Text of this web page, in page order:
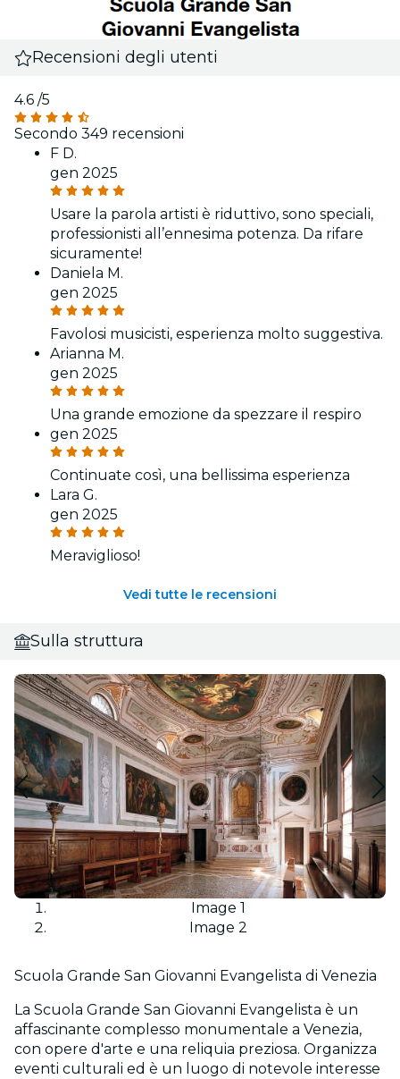
Recensioni degli utenti
4.6 /5
Secondo 349 recensioni
F D.
gen 2025
Usare la parola artisti è riduttivo, sono speciali,
professionisti all’ennesima potenza. Da rifare
sicuramente!
Daniela M.
gen 2025
Favolosi musicisti, esperienza molto suggestiva.
Arianna M.
gen 2025
Una grande emozione da spezzare il respiro
gen 2025
Continuate così, una bellissima esperienza
Lara G.
gen 2025
Meraviglioso!
Vedi tutte le recensioni
Sulla struttura
Image 1
Image 2
Scuola Grande San Giovanni Evangelista di Venezia
La Scuola Grande San Giovanni Evangelista è un
affascinante complesso monumentale a Venezia,
con opere d'arte e una reliquia preziosa. Organizza
eventi culturali ed è un luogo di notevole interesse